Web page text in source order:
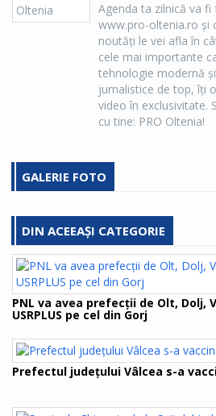
Agenda ta zilnică va
www.pro-oltenia.ro şi
noutăţi le vei afla în
cele mai importante
tehnologie modernă
jurnalistice de top, îţi
video în exclusivitate.
cu tine: PRO Oltenia!
GALERIE FOTO
DIN ACEEAȘI CATEGORIE
PNL va avea prefecții de Olt, Dolj,
USRPLUS pe cel din Gorj
Prefectul judeţului Vâlcea s-a